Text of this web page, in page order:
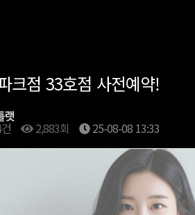
크점 33호점 사전예약!
랫
2,883회 25-08-08 13:33